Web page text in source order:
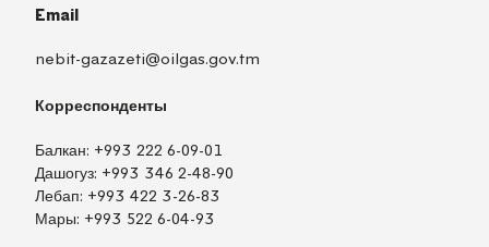
Email
nebit-gazazeti@oilgas.gov.tm
Корреспонденты
Балкан: +993 222 6-09-01
Дашогуз: +993 346 2-48-90
Лебап: +993 422 3-26-83
Мары: +993 522 6-04-93